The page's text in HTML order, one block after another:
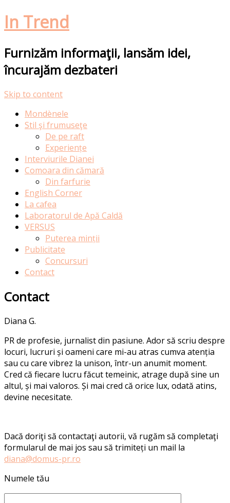
In Trend
Furnizăm informaţii, lansăm idei,
încurajăm dezbateri
Skip to content
Mondènele
Stil şi frumuseţe
De pe raft
Experiențe
Interviurile Dianei
Comoara din cămară
Din farfurie
English Corner
La cafea
Laboratorul de Apă Caldă
VERSUS
Puterea minții
Publicitate
Concursuri
Contact
Contact
Diana G.
PR de profesie, jurnalist din pasiune. Ador să scriu despre
locuri, lucruri și oameni care mi-au atras cumva atenția
sau cu care vibrez la unison, într-un anumit moment.
Cred că fiecare lucru făcut temeinic, atrage după sine un
altul, și mai valoros. Și mai cred că orice lux, odată atins,
devine necesitate.
Dacă doriţi să contactaţi autorii, vă rugăm să completaţi
formularul de mai jos sau să trimiteți un mail la
diana@domus-pr.ro
Numele tău